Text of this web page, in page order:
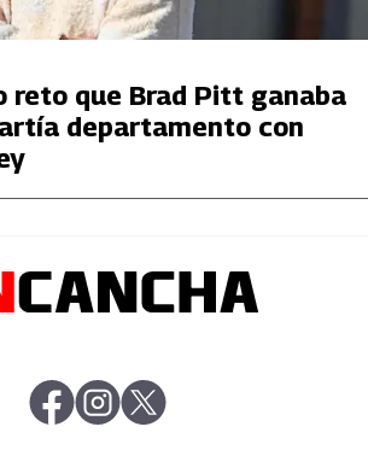
reto que Brad Pitt ganaba
departamento con
abre en nueva pestaña
abre en nueva pestaña